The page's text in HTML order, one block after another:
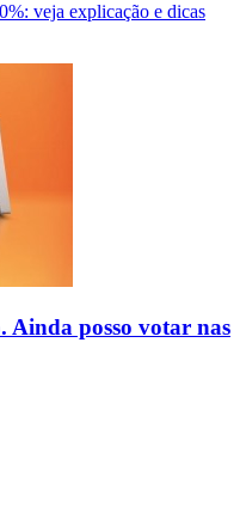
veja explicação e dicas
Ainda posso votar nas